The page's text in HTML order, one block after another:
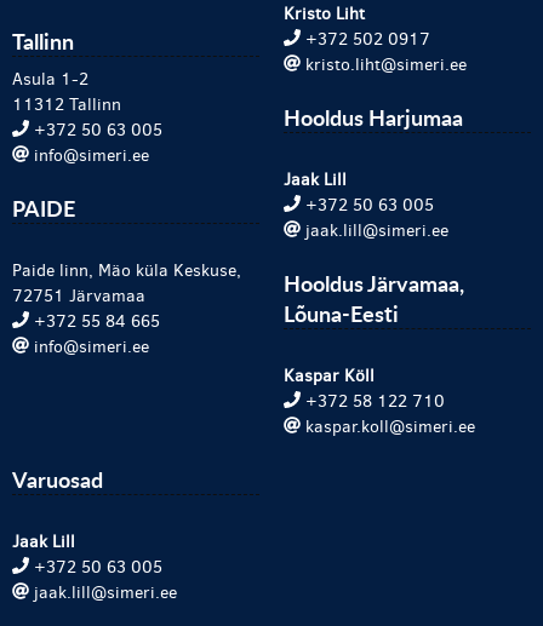
Tallinn
Asula 1-2
11312 Tallinn
+372 50 63 005
info@simeri.ee
PAIDE
Paide linn, Mäo küla Keskuse,
72751 Järvamaa
+372 55 84 665
info@simeri.ee
Kristo Liht
+372 502 0917
kristo.liht@simeri.ee
Hooldus Harjumaa
Jaak Lill
+372 50 63 005
jaak.lill@simeri.ee
Hooldus Järvamaa,
Lõuna-Eesti
Kaspar Köll
+372 58 122 710
kaspar.koll@simeri.ee
Varuosad
Jaak Lill
+372 50 63 005
jaak.lill@simeri.ee